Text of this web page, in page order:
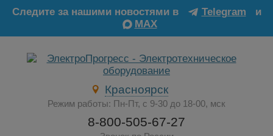
Следите за нашими новостями в Telegram
и
MAX
Красноярск
Режим работы: Пн-Пт, с 9-30 до 18-00, мск
8-800-505-67-27